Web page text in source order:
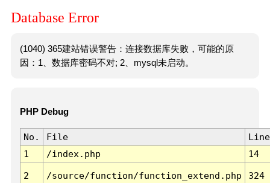
Database Error
(1040) 365建站错误警告：连接数据库失败，可能的原
因：1、数据库密码不对; 2、mysql未启动。
PHP Debug
No. File
Line
1
/index.php 14
2 /source/function/function_extend.php 324